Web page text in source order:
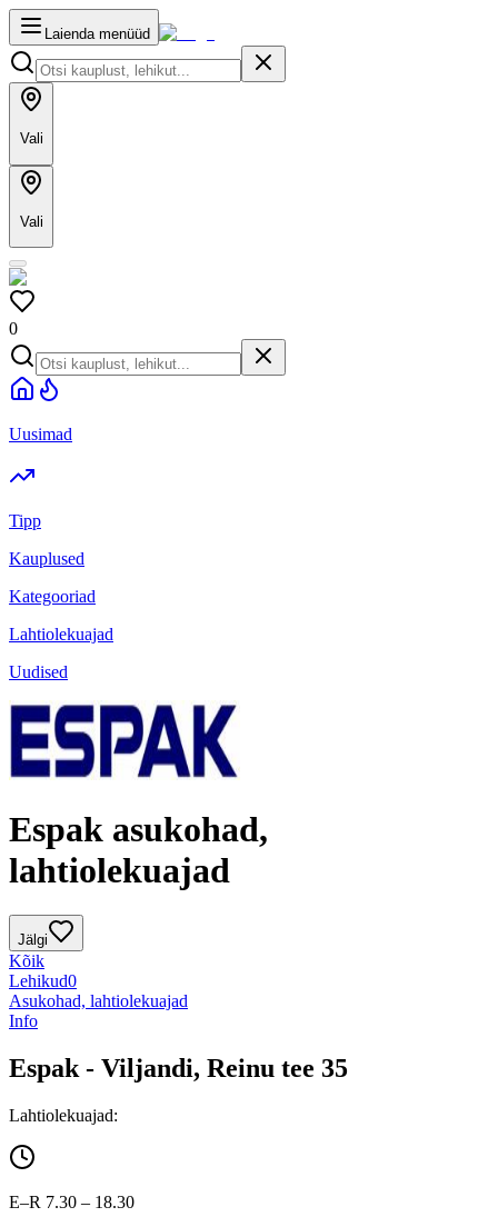
Laienda menüüd
Vali
Vali
0
Uusimad
Tipp
Kauplused
Kategooriad
Lahtiolekuajad
Uudised
Espak asukohad,
lahtiolekuajad
Jälgi
Kõik
Lehikud0
Asukohad, lahtiolekuajad
Info
Espak - Viljandi, Reinu tee 35
Lahtiolekuajad:
E–R 7.30 – 18.30